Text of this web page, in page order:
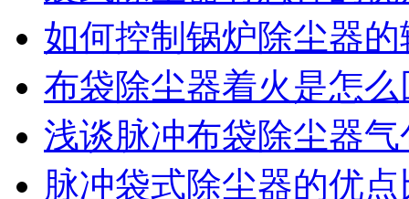
如何控制锅炉除尘器
布袋除尘器着火是怎么
浅谈脉冲布袋除尘器
脉冲袋式除尘器的优